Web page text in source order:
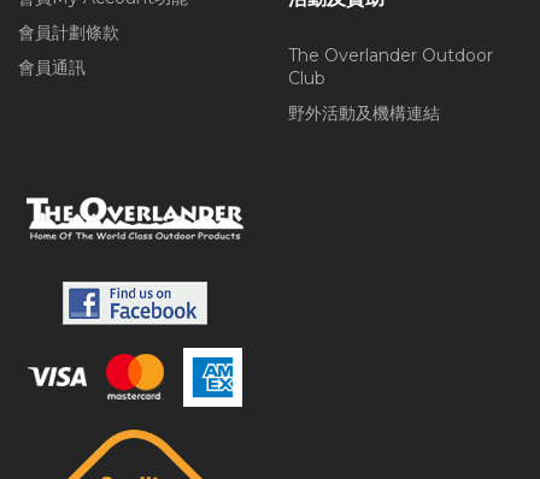
會員計劃條款
會員通訊
The Overlander Outdoor
Club
野外活動及機構連結